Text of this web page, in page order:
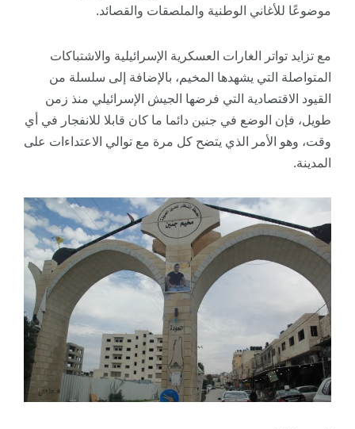
موضوعًا للأغاني الوطنية والملصقات والقصائد.
مع تزايد تواتر الغارات العسكرية الإسرائيلية والاشتباكات
المتواصلة التي يشهدها المخيم، بالإضافة إلى سلسلة من
القيود الاقتصادية التي فرضها الجيش الإسرائيلي منذ زمن
طويل، فإن الوضع في جنين دائما ما كان قابلا للانفجار في أي
وقت، وهو الأمر الذي يتضح كل مرة مع توالي الاعتداءات على
المدينة.